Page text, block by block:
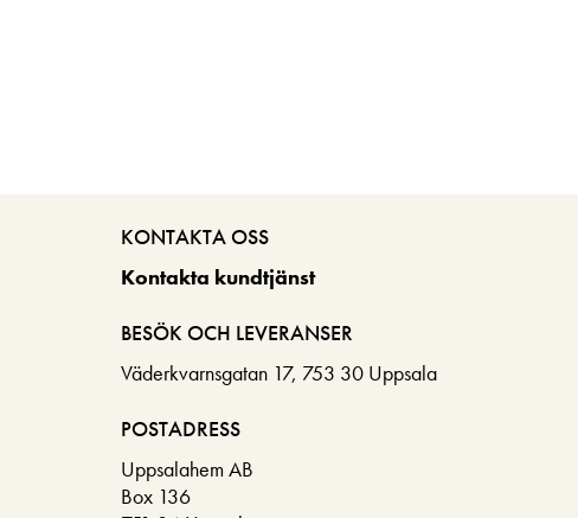
KONTAKTA OSS
Kontakta kundtjänst
BESÖK OCH LEVERANSER
Väderkvarnsgatan 17, 753 30 Uppsala
POSTADRESS
Uppsalahem AB
Box 136